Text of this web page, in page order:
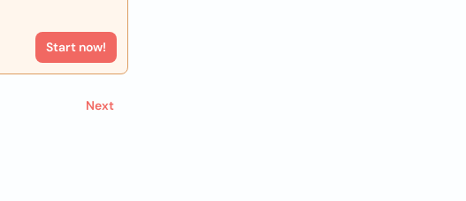
Start now!
Next